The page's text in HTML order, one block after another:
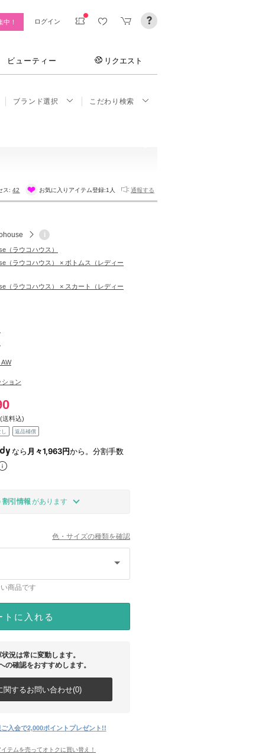
中！ ログイン
ビューティー リクエスト
ブランド選択 こだわり検索
ス:42 お気に入りアイテム登録:1人 通報する
i
（ラウコハウス）
（ラウコハウス） × ボトムス（レディー
（ラウコハウス） × スカート（レディー
AW
ション
送料込)
返品補償
なら月々1,963円から。分割手数
割引情報 があります
色・サイズの種類を確認
商品です
トに入れる
況は常に変動します。
の確認をおすすめします。
関するお問い合わせ(0)
ご入会で2,000ポイントプレゼント!!
テムを売ってオトクに買い替え！